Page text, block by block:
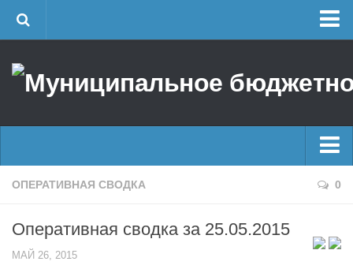
Об учреждении
Районные УГЗ
Поисково-спасательный отряд г. Уфы
Центр размещения пострадавших
Главные новости
Оперативная сводка
ОПЕРАТИВНАЯ СВОДКА 0
Оперативная сводка за 25.05.2015
МАЙ 26, 2015